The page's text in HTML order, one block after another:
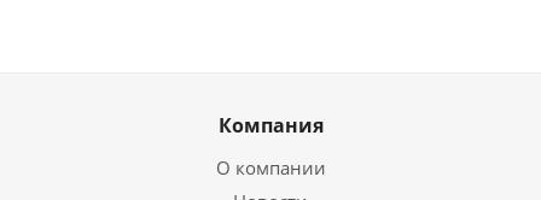
Компания
О компании